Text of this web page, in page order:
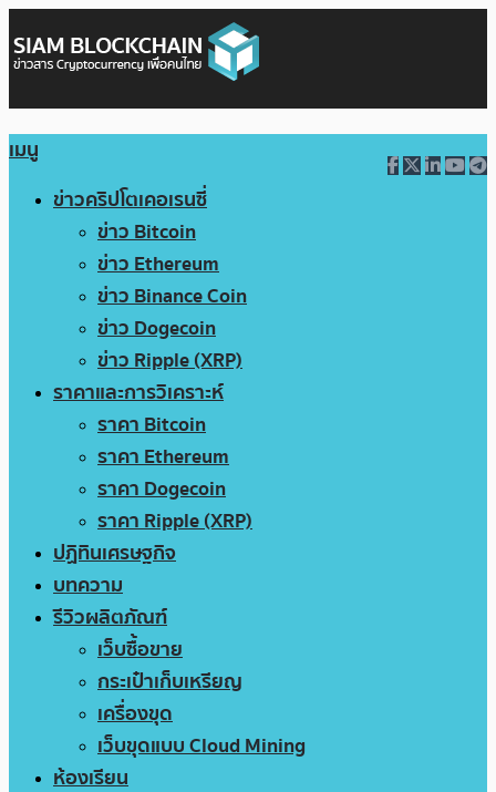
เมนู
ข่าวคริปโตเคอเรนซี่
ข่าว Bitcoin
ข่าว Ethereum
ข่าว Binance Coin
ข่าว Dogecoin
ข่าว Ripple (XRP)
ราคาและการวิเคราะห์
ราคา Bitcoin
ราคา Ethereum
ราคา Dogecoin
ราคา Ripple (XRP)
ปฏิทินเศรษฐกิจ
บทความ
รีวิวผลิตภัณฑ์
เว็บซื้อขาย
กระเป๋าเก็บเหรียญ
เครื่องขุด
เว็บขุดแบบ Cloud Mining
ห้องเรียน